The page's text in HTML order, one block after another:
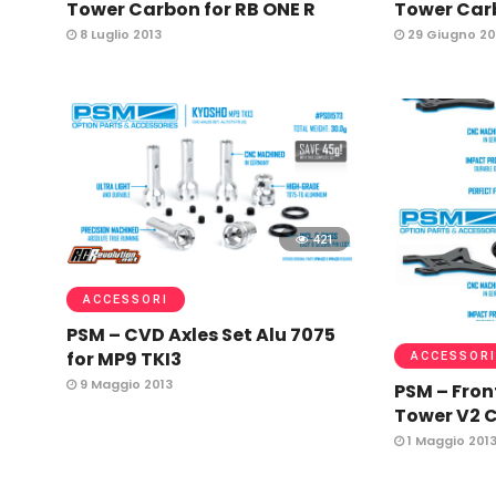
Tower Carbon for RB ONE R
8 Luglio 2013
Tower
29 Giugno
421
ACCESSORI
PSM – CVD Axles Set Alu 7075
for MP9 TKI3
9 Maggio 2013
ACCESSORI
PSM –
Tower V2
1 Maggio 2013